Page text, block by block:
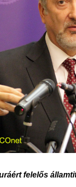
felelős